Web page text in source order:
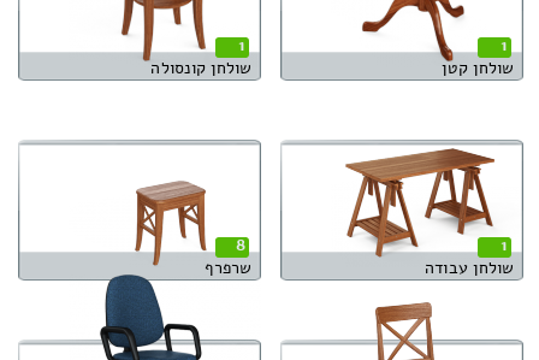
1
שולחן קטן
1
שולחן קונסולה
1
שולחן עבודה
8
שרפרף